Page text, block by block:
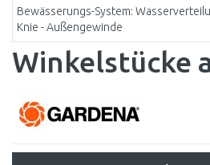
Bewässerungs-System:
Knie - Außengewinde
Winkelstücke